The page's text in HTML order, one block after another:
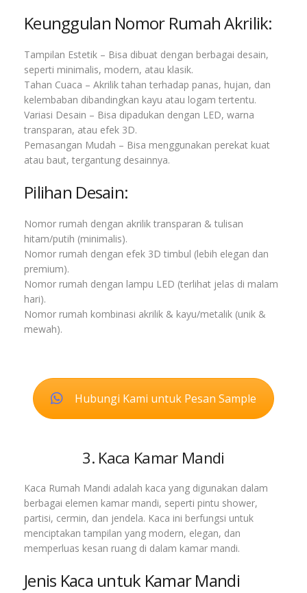
Keunggulan Nomor Rumah Akrilik:
Tampilan Estetik – Bisa dibuat dengan berbagai desain,
seperti minimalis, modern, atau klasik.
Tahan Cuaca – Akrilik tahan terhadap panas, hujan, dan
kelembaban dibandingkan kayu atau logam tertentu.
Variasi Desain – Bisa dipadukan dengan LED, warna
transparan, atau efek 3D.
Pemasangan Mudah – Bisa menggunakan perekat kuat
atau baut, tergantung desainnya.
Pilihan Desain:
Nomor rumah dengan akrilik transparan & tulisan
hitam/putih (minimalis).
Nomor rumah dengan efek 3D timbul (lebih elegan dan
premium).
Nomor rumah dengan lampu LED (terlihat jelas di malam
hari).
Nomor rumah kombinasi akrilik & kayu/metalik (unik &
mewah).
Hubungi Kami untuk Pesan Sample
3. Kaca Kamar Mandi
Kaca Rumah Mandi adalah kaca yang digunakan dalam
berbagai elemen kamar mandi, seperti pintu shower,
partisi, cermin, dan jendela. Kaca ini berfungsi untuk
menciptakan tampilan yang modern, elegan, dan
memperluas kesan ruang di dalam kamar mandi.
Jenis Kaca untuk Kamar Mandi